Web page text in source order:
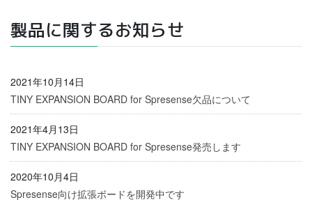
製品に関するお知らせ
2021年10月14日
TINY EXPANSION BOARD for Spresense欠品について
2021年4月13日
TINY EXPANSION BOARD for Spresense発売します
2020年10月4日
Spresense向け拡張ボードを開発中です